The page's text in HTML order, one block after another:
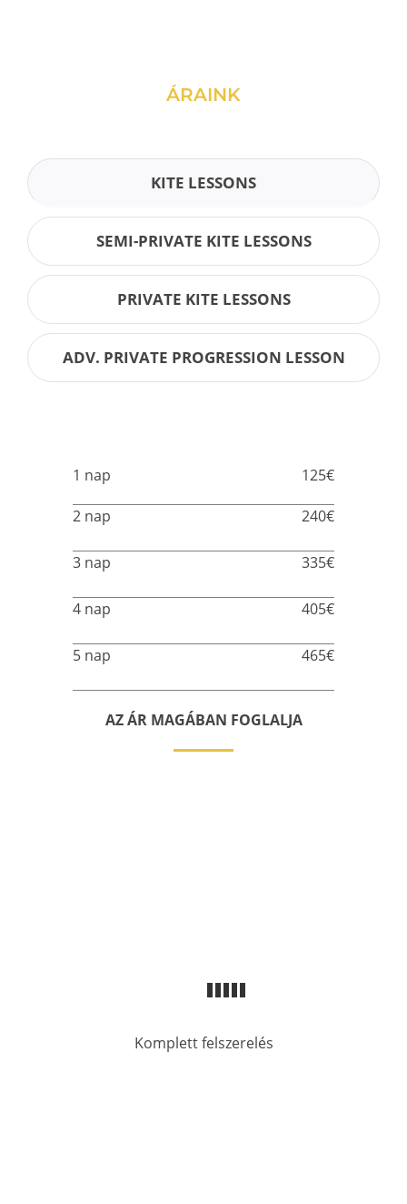
ÁRAINK
KITE LESSONS
SEMI-PRIVATE KITE LESSONS
PRIVATE KITE LESSONS
ADV. PRIVATE PROGRESSION LESSON
1 nap 125€
2 nap 240€
3 nap 335€
4 nap 405€
5 nap 465€
AZ ÁR MAGÁBAN FOGLALJA
Komplett felszerelés